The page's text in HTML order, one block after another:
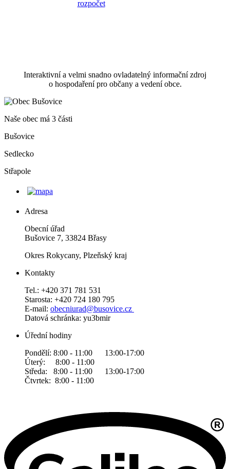
Interaktivní a velmi snadno ovladatelný informační zdroj
o hospodaření pro občany a vedení obce.
Naše obec má 3 části
Bušovice
Sedlecko
Střapole
Adresa
Obecní úřad
Bušovice 7, 33824 Břasy
Okres Rokycany, Plzeňský kraj
Kontakty
Tel.: +420 371 781 531
Starosta: +420 724 180 795
E-mail: obecniurad@busovice.cz
Datová schránka: yu3bmir
Úřední hodiny
Pondělí: 8:00 - 11:00 13:00-17:00
Úterý: 8:00 - 11:00
Středa: 8:00 - 11:00 13:00-17:00
Čtvrtek: 8:00 - 11:00